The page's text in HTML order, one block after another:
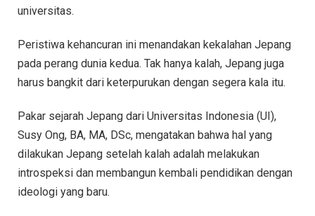
universitas.
Peristiwa kehancuran ini menandakan kekalahan Jepang
pada perang dunia kedua. Tak hanya kalah, Jepang juga
harus bangkit dari keterpurukan dengan segera kala itu.
Pakar sejarah Jepang dari Universitas Indonesia (UI),
Susy Ong, BA, MA, DSc, mengatakan bahwa hal yang
dilakukan Jepang setelah kalah adalah melakukan
introspeksi dan membangun kembali pendidikan dengan
ideologi yang baru.